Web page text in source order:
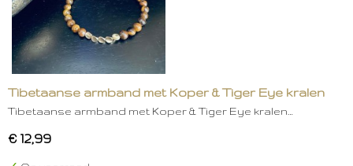
Tibetaanse armband met Koper & Tiger Eye kralen
Tibetaanse armband met Koper & Tiger Eye kralen…
€ 12,99